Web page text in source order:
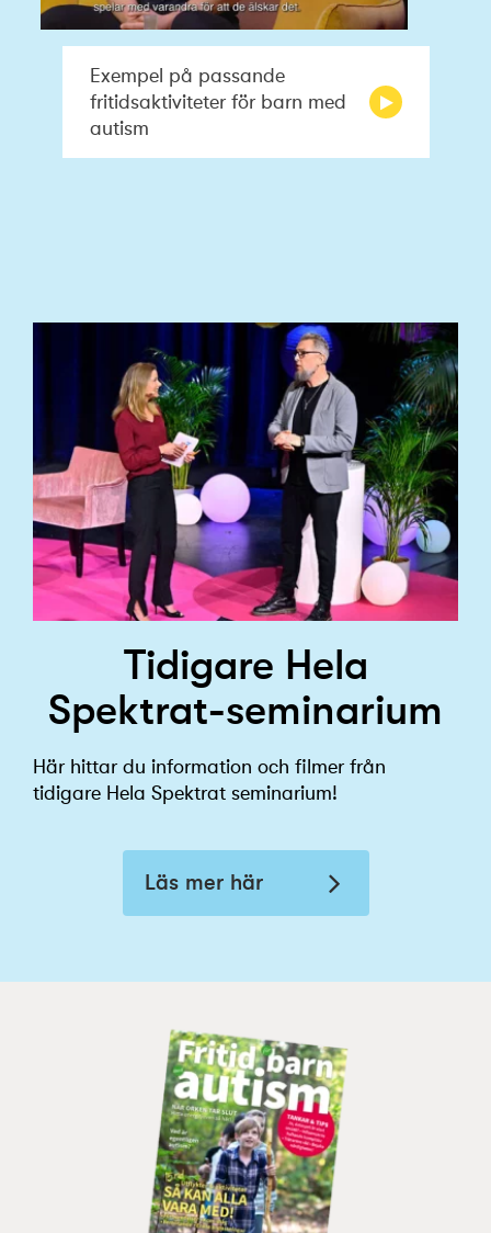
Exempel på passande
fritidsaktiviteter för barn med
autism
Tidigare Hela
Spektrat-seminarium
Här hittar du information och filmer från
tidigare Hela Spektrat seminarium!
Läs mer här